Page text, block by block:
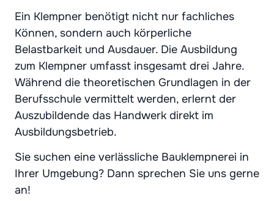
Ein Klempner benötigt nicht nur fachliches
Können, sondern auch körperliche
Belastbarkeit und Ausdauer. Die Ausbildung
zum Klempner umfasst insgesamt drei Jahre.
Während die theoretischen Grundlagen in der
Berufsschule vermittelt werden, erlernt der
Auszubildende das Handwerk direkt im
Ausbildungsbetrieb.
Sie suchen eine verlässliche Bauklempnerei in
Ihrer Umgebung? Dann sprechen Sie uns gerne
an!